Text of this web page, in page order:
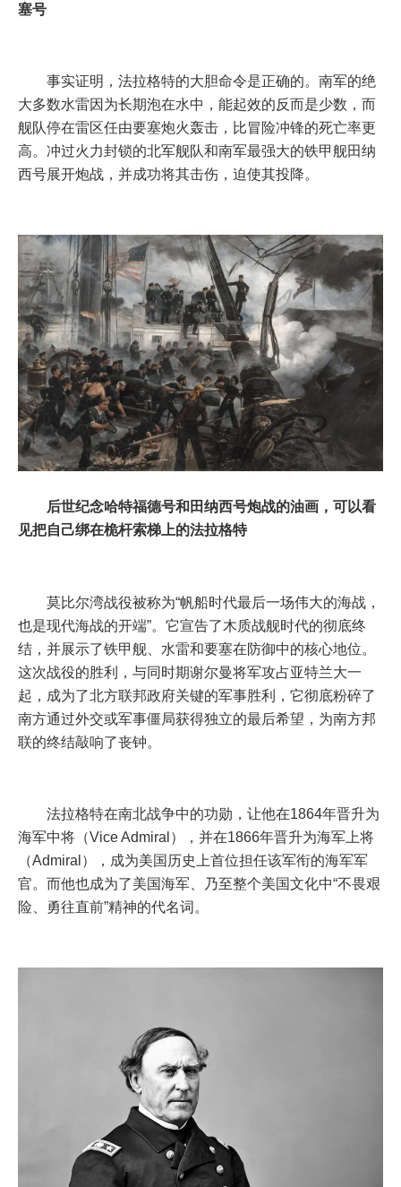
塞号
事实证明，法拉格特的大胆命令是正确的。南军的绝
大多数水雷因为长期泡在水中，能起效的反而是少数，而
舰队停在雷区任由要塞炮火轰击，比冒险冲锋的死亡率更
高。冲过火力封锁的北军舰队和南军最强大的铁甲舰田纳
西号展开炮战，并成功将其击伤，迫使其投降。
后世纪念哈特福德号和田纳西号炮战的油画，可以看
见把自己绑在桅杆索梯上的法拉格特
莫比尔湾战役被称为“帆船时代最后一场伟大的海战，
也是现代海战的开端”。它宣告了木质战舰时代的彻底终
结，并展示了铁甲舰、水雷和要塞在防御中的核心地位。
这次战役的胜利，与同时期谢尔曼将军攻占亚特兰大一
起，成为了北方联邦政府关键的军事胜利，它彻底粉碎了
南方通过外交或军事僵局获得独立的最后希望，为南方邦
联的终结敲响了丧钟。
法拉格特在南北战争中的功勋，让他在1864年晋升为
海军中将（Vice Admiral），并在1866年晋升为海军上将
（Admiral），成为美国历史上首位担任该军衔的海军军
官。而他也成为了美国海军、乃至整个美国文化中“不畏艰
险、勇往直前”精神的代名词。